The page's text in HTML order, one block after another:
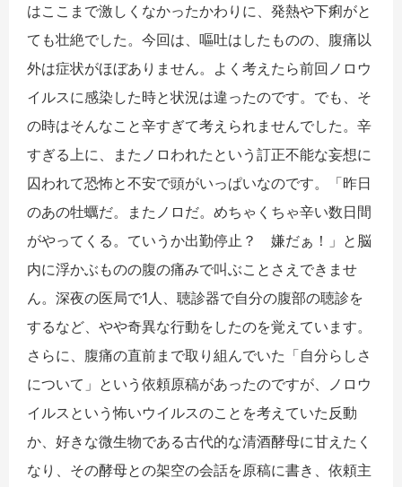
はここまで激しくなかったかわりに、発熱や下痢がと
ても壮絶でした。今回は、嘔吐はしたものの、腹痛以
外は症状がほぼありません。よく考えたら前回ノロウ
イルスに感染した時と状況は違ったのです。でも、そ
の時はそんなこと辛すぎて考えられませんでした。辛
すぎる上に、またノロわれたという訂正不能な妄想に
囚われて恐怖と不安で頭がいっぱいなのです。「昨日
のあの牡蠣だ。またノロだ。めちゃくちゃ辛い数日間
がやってくる。ていうか出勤停止？ 嫌だぁ！」と脳
内に浮かぶものの腹の痛みで叫ぶことさえできませ
ん。深夜の医局で1人、聴診器で自分の腹部の聴診を
するなど、やや奇異な行動をしたのを覚えています。
さらに、腹痛の直前まで取り組んでいた「自分らしさ
について」という依頼原稿があったのですが、ノロウ
イルスという怖いウイルスのことを考えていた反動
か、好きな微生物である古代的な清酒酵母に甘えたく
なり、その酵母との架空の会話を原稿に書き、依頼主